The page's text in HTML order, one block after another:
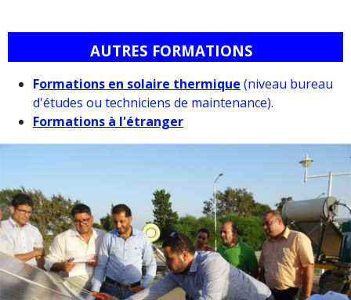
1
AUTRES FORMATIONS
Formations en solaire thermique (niveau bureau
d'études ou techniciens de maintenance).
Formations à l'étranger